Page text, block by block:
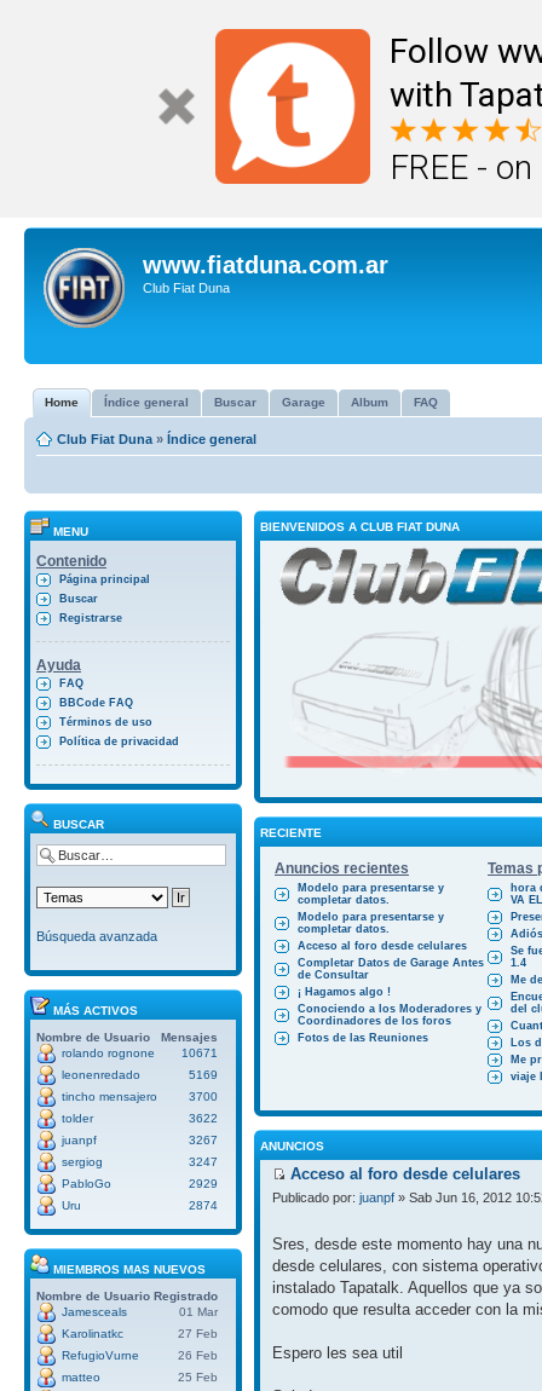
Follow
with
FREE -
www.fiatduna.com.ar
Club Fiat Duna
Home Índice general Buscar Garage Album FAQ
Club Fiat Duna » Índice general
MENU
Contenido
Página principal
Buscar
Registrarse
Ayuda
FAQ
BBCode FAQ
Términos de uso
Política de privacidad
BUSCAR
Búsqueda avanzada
MÁS ACTIVOS
Nombre de Usuario
Mensajes
rolando rognone
10671
leonenredado
5169
tincho mensajero
3700
tolder
3622
juanpf
3267
sergiog
3247
PabloGo
2929
Uru
2874
MIEMBROS MAS NUEVOS
Nombre de Usuario Registrado
Jamesceals
01 Mar
Karolinatkc
27 Feb
RefugioVurne
26 Feb
matteo
25 Feb
BIENVENIDOS A CLUB FIAT DUNA
RECIENTE
Anuncios recientes Temas
Modelo para presentarse y
completar datos.
Modelo para presentarse y
completar datos.
Acceso al foro desde celulares
Completar Datos de Garage Antes
de Consultar
¡ Hagamos algo !
Conociendo a los Moderadores y
Coordinadores de los foros
Fotos de las Reuniones
hora
VA
Se
1.4
Me
del
Los
Me
viaje
ANUNCIOS
Acceso al foro desde celulares
Publicado por: juanpf » Sab Jun 16, 2012
Sres, desde este momento hay una
desde celulares, con sistema
instalado Tapatalk. Aquellos que ya
comodo que resulta acceder con la
Espero les sea util